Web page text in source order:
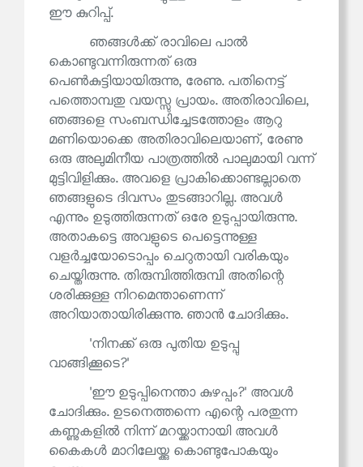
ഈ കുറിപ്പ്.
ഞങ്ങൾക്ക് രാവിലെ പാൽ
കൊണ്ടുവന്നിരുന്നത് ഒരു
പെൺകുട്ടിയായിരുന്നു, രേണു. പതിനെട്ട്
പത്തൊമ്പതു വയസ്സു പ്രായം. അതിരാവിലെ,
ഞങ്ങളെ സംബന്ധിച്ചേടത്തോളം ആറു
മണിയൊക്കെ അതിരാവിലെയാണ്, രേണു
ഒരു അലുമിനീയ പാത്രത്തിൽ പാലുമായി വന്ന്
മുട്ടിവിളിക്കും. അവളെ പ്രാകിക്കൊണ്ടല്ലാതെ
ഞങ്ങളുടെ ദിവസം തുടങ്ങാറില്ല. അവൾ
എന്നും ഉടുത്തിരുന്നത് ഒരേ ഉടുപ്പായിരുന്നു.
അതാകട്ടെ അവളുടെ പെട്ടെന്നുള്ള
വളർച്ചയോടൊപ്പം ചെറുതായി വരികയും
ചെയ്തിരുന്നു. തിരുമ്പിത്തിരുമ്പി അതിന്റെ
ശരിക്കുള്ള നിറമെന്താണെന്ന്
അറിയാതായിരിക്കുന്നു. ഞാൻ ചോദിക്കും.
'നിനക്ക് ഒരു പുതിയ ഉടുപ്പു
വാങ്ങിക്കൂടെ?'
'ഈ ഉടുപ്പിനെന്താ കുഴപ്പം?' അവൾ
ചോദിക്കും. ഉടനെത്തന്നെ എന്റെ പരതുന്ന
കണ്ണുകളിൽ നിന്ന് മറയ്ക്കാനായി അവൾ
കൈകൾ മാറിലേയ്ക്കു കൊണ്ടുപോകയും